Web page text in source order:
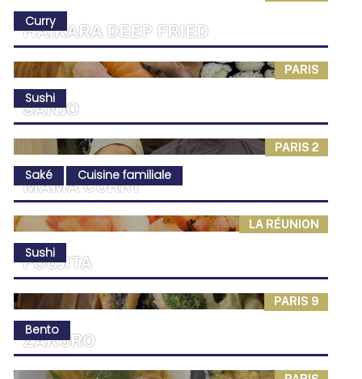
HAIKARA DEEP FRIED
SANJO
MAMA CURRY
Curry
PARIS
FOUJITA
Sushi
PARIS 2
ZAKURO
Saké Cuisine familiale
LA RÉUNION
Sushi
PARIS 9
Bento